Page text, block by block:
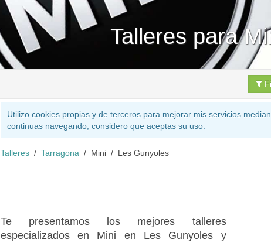
Talleres para
Utilizo cookies propias y de terceros para mejorar mis servicios
continuas navegando, considero que aceptas su uso.
Talleres Tarragona Mini Les Gunyoles
Te presentamos los mejores talleres
especializados en Mini en Les Gunyoles y